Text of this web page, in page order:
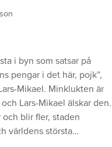
i byn som satsar på
pengar i det här, pojk”,
Mikael. Minklukten är
Lars-Mikael älskar den.
och blir fler, staden
världens största…